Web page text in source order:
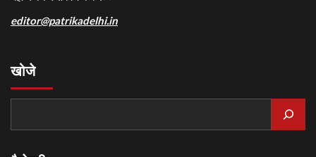
editor@patrikadelhi.in
खोजे